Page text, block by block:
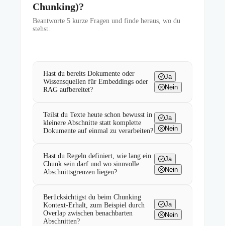
Chunking)?
Beantworte 5 kurze Fragen und finde heraus, wo du
stehst.
Hast du bereits Dokumente oder
Wissensquellen für Embeddings oder
RAG aufbereitet?
Ja
Nein
Teilst du Texte heute schon bewusst in
kleinere Abschnitte statt komplette
Dokumente auf einmal zu verarbeiten?
Ja
Nein
Hast du Regeln definiert, wie lang ein
Chunk sein darf und wo sinnvolle
Abschnittsgrenzen liegen?
Ja
Nein
Berücksichtigst du beim Chunking
Kontext-Erhalt, zum Beispiel durch
Overlap zwischen benachbarten
Abschnitten?
Ja
Nein